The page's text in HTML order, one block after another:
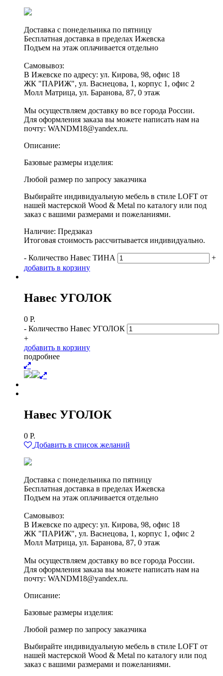
Доставка с понедельника по пятницу
Бесплатная доставка в пределах Ижевска
Подъем на этаж оплачивается отдельно
Самовывоз:
В Ижевске по адресу: ул. Кирова, 98, офис 18
ЖК "ПАРИЖ", ул. Васнецова, 1, корпус 1, офис 2
Молл Матрица, ул. Баранова, 87, 0 этаж
Мы осуществляем доставку во все города России.
Для оформления заказа вы можете написать нам на
почту: WANDM18@yandex.ru.
Описание:
Базовые размеры изделия:
Любой размер по запросу заказчика
Выбирайте индивидуальную мебель в стиле LOFT от
нашей мастерской Wood & Metal по каталогу или под
заказ с вашими размерами и пожеланиями.
Наличие: Предзаказ
Итоговая стоимость рассчитывается индивидуально.
- Количество Навес ТИНА
+
добавить в корзину
Навес УГОЛОК
0 Р.
- Количество Навес УГОЛОК
+
добавить в корзину
подробнее
Навес УГОЛОК
0 Р.
Добавить в список желаний
Доставка с понедельника по пятницу
Бесплатная доставка в пределах Ижевска
Подъем на этаж оплачивается отдельно
Самовывоз:
В Ижевске по адресу: ул. Кирова, 98, офис 18
ЖК "ПАРИЖ", ул. Васнецова, 1, корпус 1, офис 2
Молл Матрица, ул. Баранова, 87, 0 этаж
Мы осуществляем доставку во все города России.
Для оформления заказа вы можете написать нам на
почту: WANDM18@yandex.ru.
Описание:
Базовые размеры изделия:
Любой размер по запросу заказчика
Выбирайте индивидуальную мебель в стиле LOFT от
нашей мастерской Wood & Metal по каталогу или под
заказ с вашими размерами и пожеланиями.